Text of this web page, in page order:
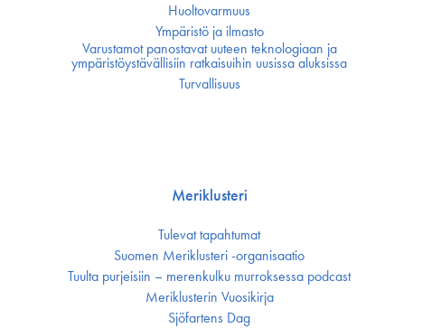
Huoltovarmuus
Ympäristö ja ilmasto
Varustamot panostavat uuteen teknologiaan ja
ympäristöystävällisiin ratkaisuihin uusissa aluksissa
Turvallisuus
Meriklusteri
Tulevat tapahtumat
Suomen Meriklusteri -organisaatio
Tuulta purjeisiin – merenkulku murroksessa podcast
Meriklusterin Vuosikirja
Sjöfartens Dag